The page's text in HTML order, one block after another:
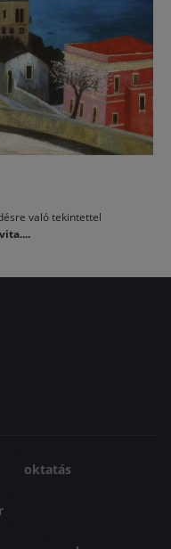
való tekintettel
oktatás